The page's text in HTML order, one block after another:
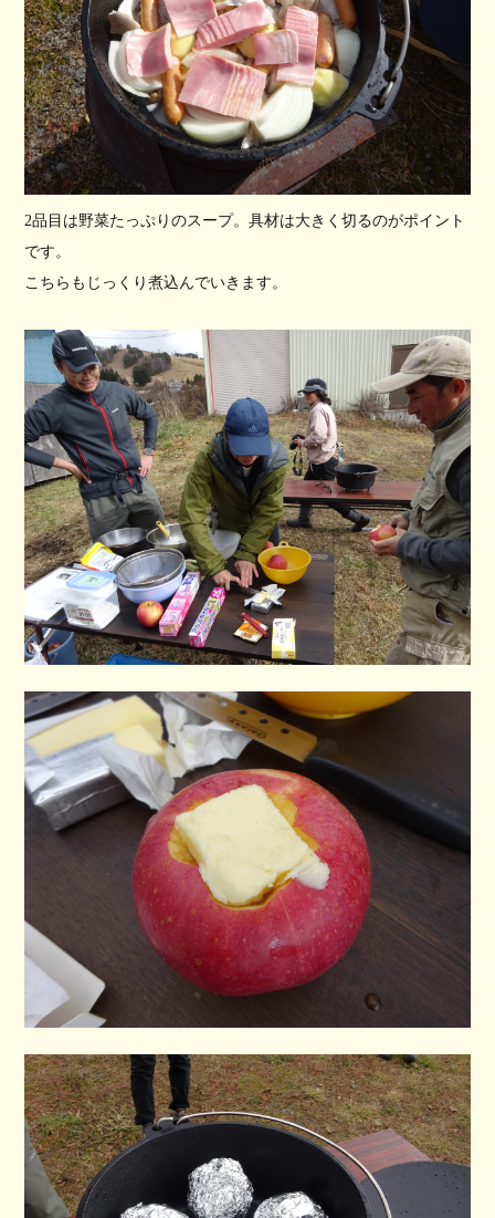
2品目は野菜たっぷりのスープ。具材は大きく切るのがポイント
です。
こちらもじっくり煮込んでいきます。